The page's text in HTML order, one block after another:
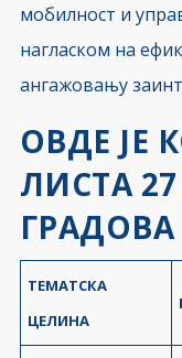
мобилност и
нагласком на
ангажовању
ОВДЕ ЈЕ
ЛИСТА
ГРАДОВА
ТЕМАТСКА
ЦЕЛИНА